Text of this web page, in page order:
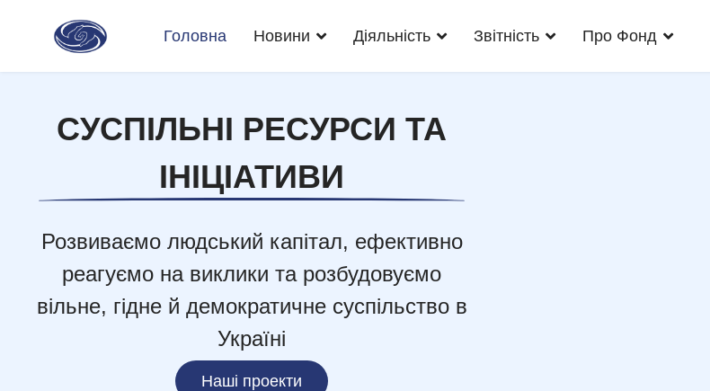
Головна Новини Діяльність Звітність Про Фонд
СУСПІЛЬНІ РЕСУРСИ ТА
ІНІЦІАТИВИ
Розвиваємо людський капітал, ефективно
реагуємо на виклики та розбудовуємо
вільне, гідне й демократичне суспільство в
Україні
Наші проекти